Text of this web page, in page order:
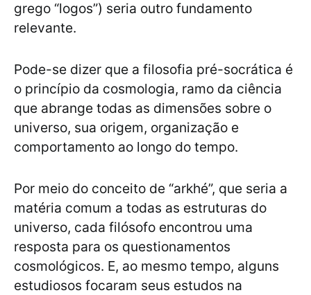
grego “logos”) seria outro fundamento
relevante.
Pode-se dizer que a filosofia pré-socrática é
o princípio da cosmologia, ramo da ciência
que abrange todas as dimensões sobre o
universo, sua origem, organização e
comportamento ao longo do tempo.
Por meio do conceito de “arkhé”, que seria a
matéria comum a todas as estruturas do
universo, cada filósofo encontrou uma
resposta para os questionamentos
cosmológicos. E, ao mesmo tempo, alguns
estudiosos focaram seus estudos na